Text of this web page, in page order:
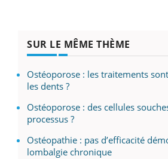
SUR LE MÊME THÈME
Ostéoporose : les traitements
les dents ?
Ostéoporose : des cellules
processus ?
Ostéopathie : pas d’efficacité
lombalgie chronique